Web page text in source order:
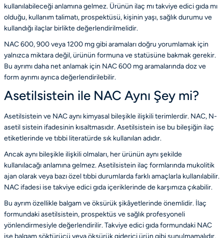
kullanılabileceği anlamına gelmez. Ürünün ilaç mı takviye edici gıda mı
olduğu, kullanım talimatı, prospektüsü, kişinin yaşı, sağlık durumu ve
kullandığı ilaçlar birlikte değerlendirilmelidir.
NAC 600, 900 veya 1200 mg gibi aramaları doğru yorumlamak için
yalnızca miktara değil, ürünün formuna ve statüsüne bakmak gerekir.
Bu ayrımı daha net anlamak için NAC 600 mg aramalarında doz ve
form ayrımıayrıca değerlendirilebilir.
Asetilsistein ile NAC Aynı Şey mi?
Asetilsistein ve NAC aynı kimyasal bileşikle ilişkili terimlerdir. NAC, N-
asetil sistein ifadesinin kısaltmasıdır. Asetilsistein ise bu bileşiğin ilaç
etiketlerinde ve tıbbi literatürde sık kullanılan adıdır.
Ancak aynı bileşikle ilişkili olmaları, her ürünün aynı şekilde
kullanılacağı anlamına gelmez. Asetilsistein ilaç formlarında mukolitik
ajan olarak veya bazı özel tıbbi durumlarda farklı amaçlarla kullanılabilir.
NAC ifadesi ise takviye edici gıda içeriklerinde de karşımıza çıkabilir.
Bu ayrım özellikle balgam ve öksürük şikâyetlerinde önemlidir. İlaç
formundaki asetilsistein, prospektüs ve sağlık profesyoneli
yönlendirmesiyle değerlendirilir. Takviye edici gıda formundaki NAC
ise balgam söktürücü veya öksürük giderici ürün gibi sunulmamalıdır.